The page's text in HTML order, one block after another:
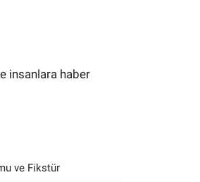
insanlara haber
ve Fikstür